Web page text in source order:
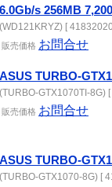
6.0Gb/s 256MB
(WD121KRYZ) [
販売価格 お問合せ
ASUS TURBO-
(TURBO-GTX1070TI-8G)
販売価格 お問合せ
ASUS TURBO-
(TURBO-GTX1070-8G) [